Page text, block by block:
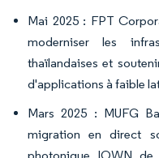
Mai 2025 : FPT
moderniser les
thaïlandaises et
d'applications à faible
Mars 2025 : MUFG
migration en direct